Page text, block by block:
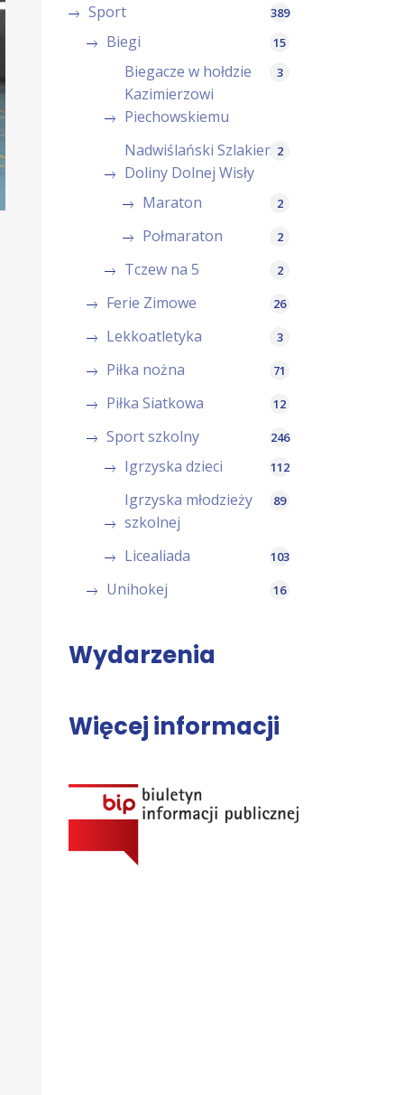
Sport 389
Biegi 15
Biegacze w hołdzie
Kazimierzowi
Piechowskiemu
3
Nadwiślański Szlakiem
Doliny Dolnej Wisły
2
Maraton 2
Połmaraton 2
Tczew na 5 2
Ferie Zimowe 26
Lekkoatletyka 3
Piłka nożna 71
Piłka Siatkowa 12
Sport szkolny 246
Igrzyska dzieci 112
Igrzyska młodzieży
szkolnej
89
Licealiada 103
Unihokej 16
Wydarzenia
Więcej informacji